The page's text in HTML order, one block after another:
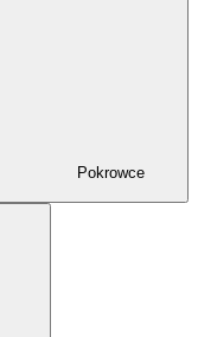
Pokrowce